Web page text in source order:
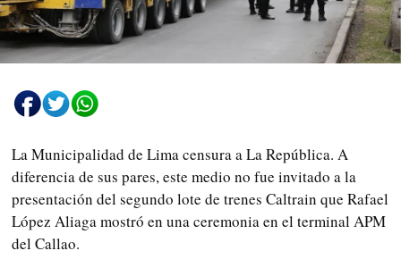
La Municipalidad de Lima censura a La República. A
diferencia de sus pares, este medio no fue invitado a la
presentación del segundo lote de trenes Caltrain que Rafael
López Aliaga mostró en una ceremonia en el terminal APM
del Callao.